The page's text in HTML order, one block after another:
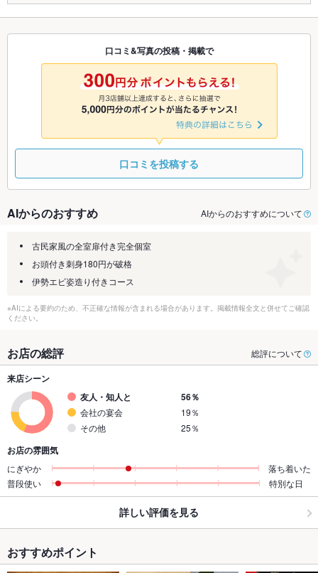
◎ ◎ ◎ ◎ ◎ ◎ ◎
8/27 8/28 8/29
◎
8/30
◎
8/31
◎
9/1 9/2
9/5
◎ ◎ ◎ ◎
口コミ&写真の投稿・掲載で
口コミを投稿する
AIからのおすすめ AIからのおすすめについて
古民家風の全室扉付き完全個室
お頭付き刺身180円が破格
伊勢エビ姿造り付きコース
※AIによる要約のため、不正確な情報が含まれる場合があります。掲載情報全文と併せてご確認
ください。
お店の総評 総評について
来店シーン
友人・知人と
56％
会社の宴会
19％
その他
25％
お店の雰囲気
にぎやか
落ち着いた
普段使い
特別な日
詳しい評価を見る
おすすめポイント